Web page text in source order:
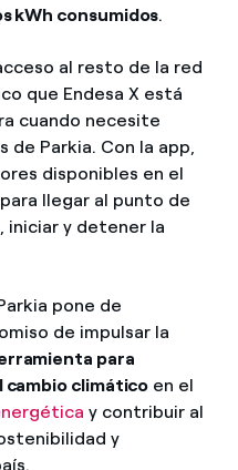
kWh consumidos.
al resto de la red
que Endesa X está
cuando necesite
de Parkia. Con la app,
disponibles en el
llegar al punto de
iniciar y detener la
pone de
de impulsar la
para
cambio climático en el
y contribuir al
y